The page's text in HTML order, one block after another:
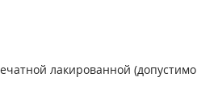
лакированной